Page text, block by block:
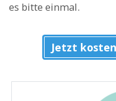
es bitte einmal.
Jetzt